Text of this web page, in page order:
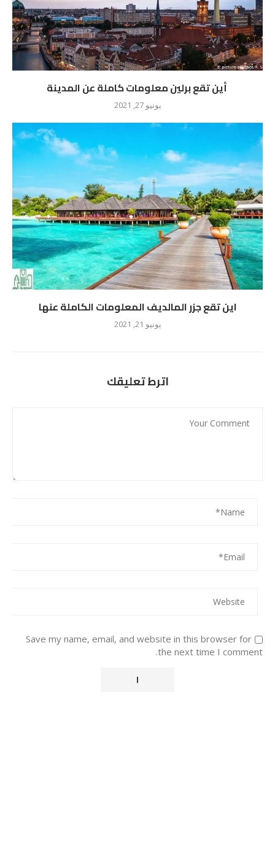
أين تقع برلين معلومات كاملة عن المدينة
يونيو 27, 2021
اين تقع جزر المالديف المعلومات الكاملة عنها
يونيو 21, 2021
اترط تعليقك
Save my name, email, and website in this browser for
the next time I comment.